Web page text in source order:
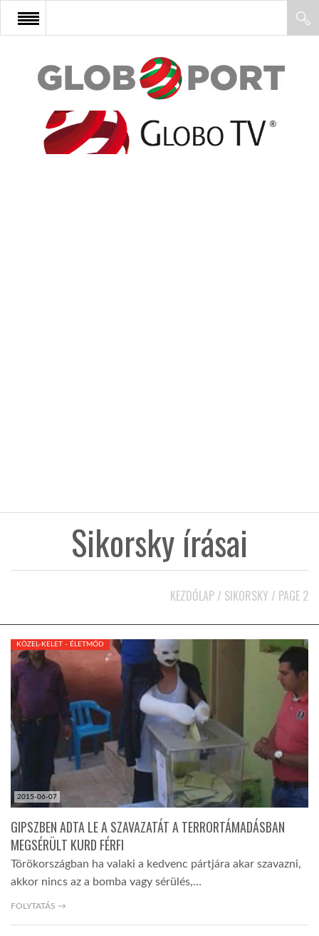
FŐOLDAL
AFRIKA
HÍR3D
TROPICALMAGAZIN
GLOBOTV
AFRIKA TUDÁSTÁR
A NAP SZÉPE
LINKTR.EE
Sikorsky írásai
KEZDŐLAP / SIKORSKY / PAGE 2
2015-06-07
KÖZEL-KELET - ÉLETMÓD
GIPSZBEN ADTA LE A SZAVAZATÁT A TERRORTÁMADÁSBAN
MEGSÉRÜLT KURD FÉRFI
Törökországban ha valaki a kedvenc pártjára akar szavazni,
akkor nincs az a bomba vagy sérülés,…
FOLYTATÁS →